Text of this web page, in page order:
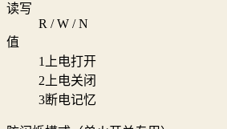
读写
R / W / N
值
1
上电打开
2 上电关闭
3断电记忆